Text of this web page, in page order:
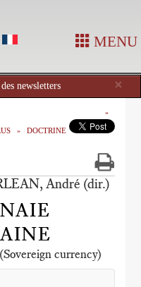
MENU
×
newsletters
DOCTRINE
André (dir.)
currency)